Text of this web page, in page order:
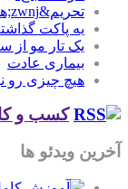
تحریم&zwnj;های داخلی
یه پاکت
یک تار مو از
بیماری عادت
هیچ چیزی رو
کسب و
آخرین ویدئو ها